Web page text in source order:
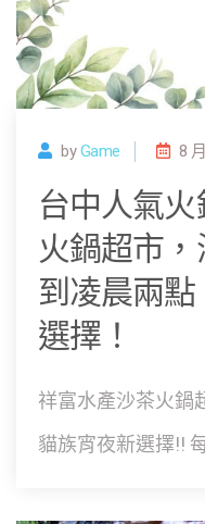
byGame 8
台中人氣
火鍋超市
到凌晨兩
選擇！
祥富水產沙茶火
貓族宵夜新選擇!!